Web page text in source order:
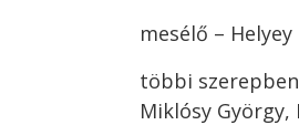
mesélő – Helyey
többi
Miklósy